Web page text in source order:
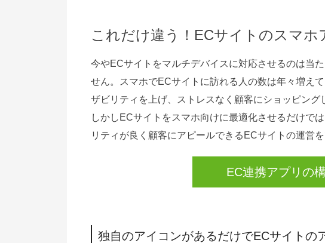
これだけ違う！ECサイトのスマホ
今やECサイトをマルチデバイスに対応させるのは当
せん。スマホでECサイトに訪れる人の数は年々増え
ザビリティを上げ、ストレスなく顧客にショッピング
しかしECサイトをスマホ向けに最適化させるだけで
リティが良く顧客にアピールできるECサイトの運営
EC連携アプリの
独自のアイコンがあるだけでECサイトの